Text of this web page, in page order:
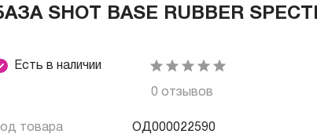
SHOT BASE RUBBER
Есть в наличии
0 отзывов
товара ОД000022590